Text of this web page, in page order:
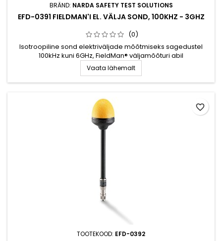
BRÄND: NARDA SAFETY TEST SOLUTIONS
EFD-0391 FIELDMAN'I EL. VÄLJA SOND, 100KHZ - 3GHZ
(0)
Isotroopiline sond elektriväljade mõõtmiseks sagedustel
100kHz kuni 6GHz, FieldMan® väljamõõturi abil
Vaata lähemalt
TOOTEKOOD: EFD-0392
favorite_border